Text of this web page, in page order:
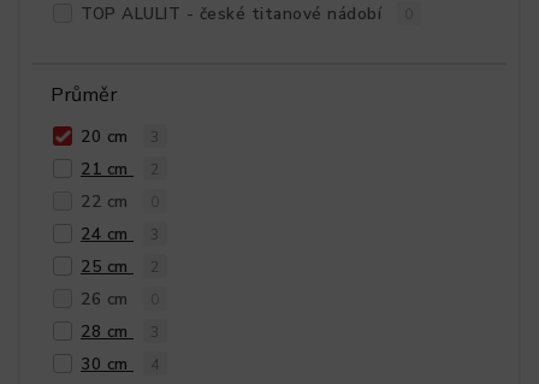
TOP ALULIT - české titanové nádobí
Průměr
20 cm 3
21 cm 2
22 cm
24 cm 3
25 cm 2
26 cm
28 cm 3
30 cm 4